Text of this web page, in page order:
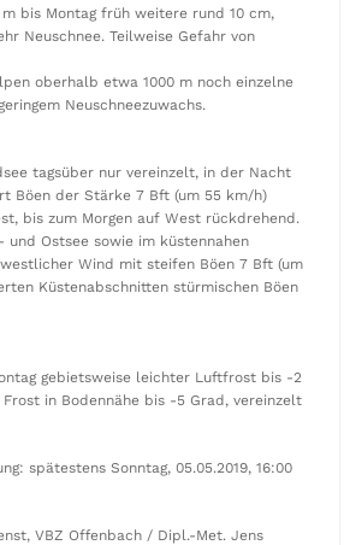
bis Montag früh weitere rund 10 cm,
Neuschnee. Teilweise Gefahr von
oberhalb etwa 1000 m noch einzelne
Neuschneezuwachs.
tagsüber nur vereinzelt, in der Nacht
Böen der Stärke 7 Bft (um 55 km/h)
bis zum Morgen auf West rückdrehend.
und Ostsee sowie im küstennahen
Wind mit steifen Böen 7 Bft (um
Küstenabschnitten stürmischen Böen
gebietsweise leichter Luftfrost bis -2
in Bodennähe bis -5 Grad, vereinzelt
spätestens Sonntag, 05.05.2019, 16:00
VBZ Offenbach / Dipl.-Met. Jens